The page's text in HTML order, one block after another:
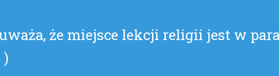
)
że miejsce lekcji religii jest w
)